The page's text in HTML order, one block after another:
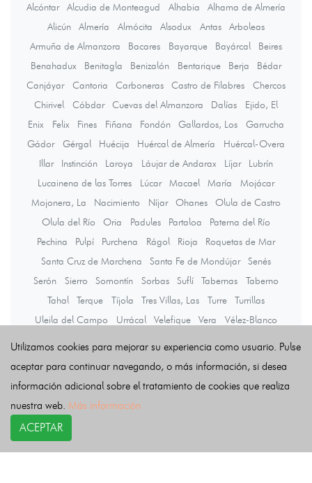
Alcóntar
Alcudia de Monteagud Alhabia
Alhama de Almería
Alicún
Almería Almócita Alsodux Antas
Arboleas
Armuña de Almanzora
Bacares Bayarque Bayárcal
Beires
Benahadux
Benitagla Benizalón Bentarique Berja
Bédar
Canjáyar
Cantoria Carboneras Castro de Filabres
Chercos
Chirivel
Cóbdar Cuevas del Almanzora Dalías
Ejido, El
Enix
Felix Fines Fiñana Fondón Gallardos, Los
Garrucha
Gádor
Gérgal Huécija Huércal de Almería
Huércal-Overa
Illar
Instinción Laroya Láujar de Andarax Líjar
Lubrín
Lucainena de las Torres
Lúcar Macael María
Mojácar
Mojonera, La
Nacimiento Níjar Ohanes
Olula de Castro
Olula del Río
Oria Padules Partaloa
Paterna del Río
Pechina
Pulpí Purchena Rágol Rioja
Roquetas de Mar
Santa Cruz de Marchena
Santa Fe de Mondújar
Senés
Serón
Sierro Somontín Sorbas Suflí Tabernas
Taberno
Tahal
Terque Tíjola Tres Villas, Las Turre
Turrillas
Uleila del Campo
Urrácal Velefique Vera
Vélez-Blanco
Últimas noticias
Utilizamos cookies para mejorar su experiencia como usuario. Pulse
aceptar para continuar navegando, o más información, si desea
información adicional sobre el tratamiento de cookies que realiza
nuestra web. Más información
ACEPTAR